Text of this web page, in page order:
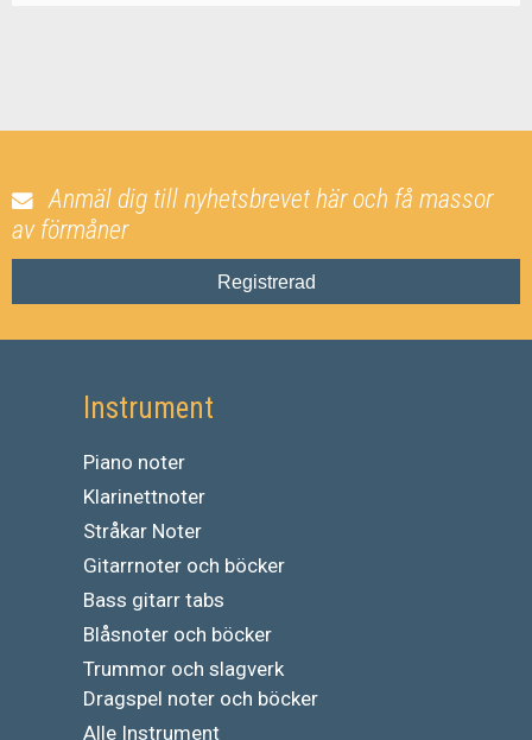
Anmäl dig till nyhetsbrevet här och få massor
av förmåner
Registrerad
Instrument
Piano noter
Klarinettnoter
Stråkar Noter
Gitarrnoter och böcker
Bass gitarr tabs
Blåsnoter och böcker
Trummor och slagverk
Dragspel noter och böcker
Alle Instrument